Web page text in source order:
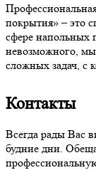
покрытия» – это
сфере напольных
невозможного, мы
сложных задач, с
Контакты
Всегда рады Вас
будние дни.